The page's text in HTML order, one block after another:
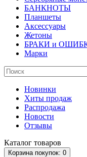
БАНКНОТЫ
Планшеты
Аксессуары
Жетоны
БРАКИ и
Марки
Новинки
Хиты продаж
Распродажа
Новости
Отзывы
Каталог товаров
Корзинапокупок: 0